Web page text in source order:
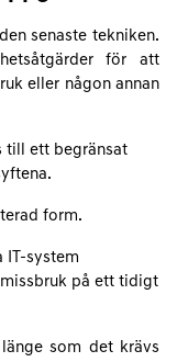
senaste tekniken.
för att
eller någon annan
till ett begränsat
form.
IT-system
på ett tidigt
som det krävs